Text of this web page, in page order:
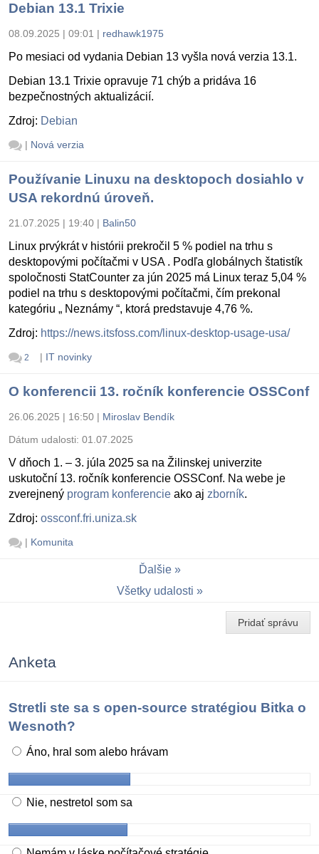
Debian 13.1 Trixie
08.09.2025 | 09:01 | redhawk1975
Po mesiaci od vydania Debian 13 vyšla nová verzia 13.1.
Debian 13.1 Trixie opravuje 71 chýb a pridáva 16
bezpečnostných aktualizácií.
Zdroj: Debian
| Nová verzia
Používanie Linuxu na desktopoch dosiahlo v
USA rekordnú úroveň.
21.07.2025 | 19:40 | Balin50
Linux prvýkrát v histórii prekročil 5 % podiel na trhu s
desktopovými počítačmi v USA . Podľa globálnych štatistík
spoločnosti StatCounter za jún 2025 má Linux teraz 5,04 %
podiel na trhu s desktopovými počítačmi, čím prekonal
kategóriu „ Neznámy “, ktorá predstavuje 4,76 %.
Zdroj: https://news.itsfoss.com/linux-desktop-usage-usa/
2 | IT novinky
O konferencii 13. ročník konferencie OSSConf
26.06.2025 | 16:50 | Miroslav Bendík
Dátum udalosti: 01.07.2025
V dňoch 1. – 3. júla 2025 sa na Žilinskej univerzite
uskutoční 13. ročník konferencie OSSConf. Na webe je
zverejnený program konferencie ako aj zborník.
Zdroj: ossconf.fri.uniza.sk
| Komunita
Ďalšie
Všetky udalosti
Pridať správu
Anketa
Stretli ste sa s open-source stratégiou Bitka o
Wesnoth?
Áno, hral som alebo hrávam
Nie, nestretol som sa